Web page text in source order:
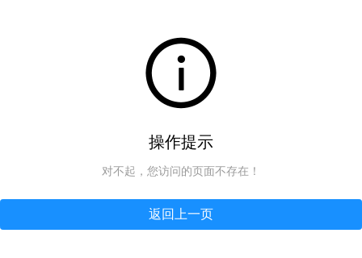
操作提示
对不起，您访问的页面不存在！
返回上一页